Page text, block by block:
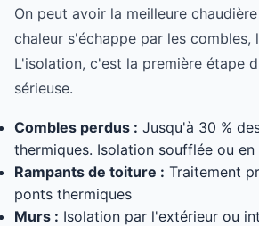
On peut avoir la meilleure
chaleur s'échappe par les combles,
L'isolation, c'est la première étape
sérieuse.
Combles perdus : Jusqu'à 30 %
thermiques. Isolation soufflée ou en
Rampants de toiture : Traitement
ponts thermiques
Murs : Isolation par l'extérieur ou